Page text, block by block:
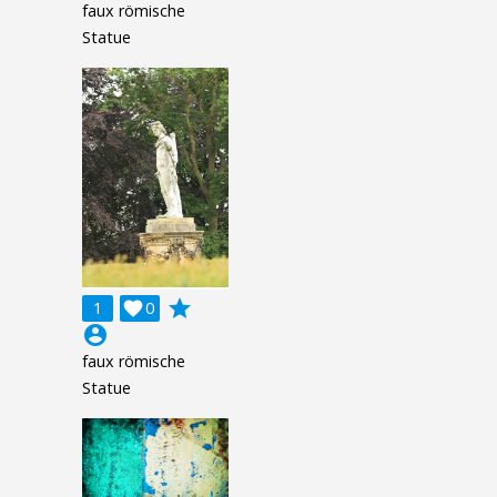
faux römische
Statue
1 0

grade
account_circle
faux römische
Statue